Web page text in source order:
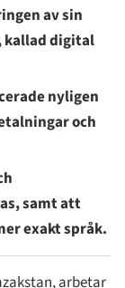
av sin
kallad digital
nyligen
och
samt att
exakt språk.
arbetar